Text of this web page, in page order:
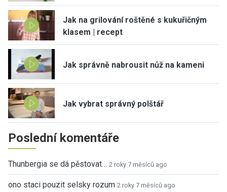
Jak na grilování roštěné s kukuřičným
klasem | recept
Jak správně nabrousit nůž na kameni
Jak vybrat správný polštář
Poslední komentáře
Thunbergia se dá pěstovat… 2 roky 7 měsíců ago
ono staci pouzit selsky rozum 2 roky 7 měsíců ago